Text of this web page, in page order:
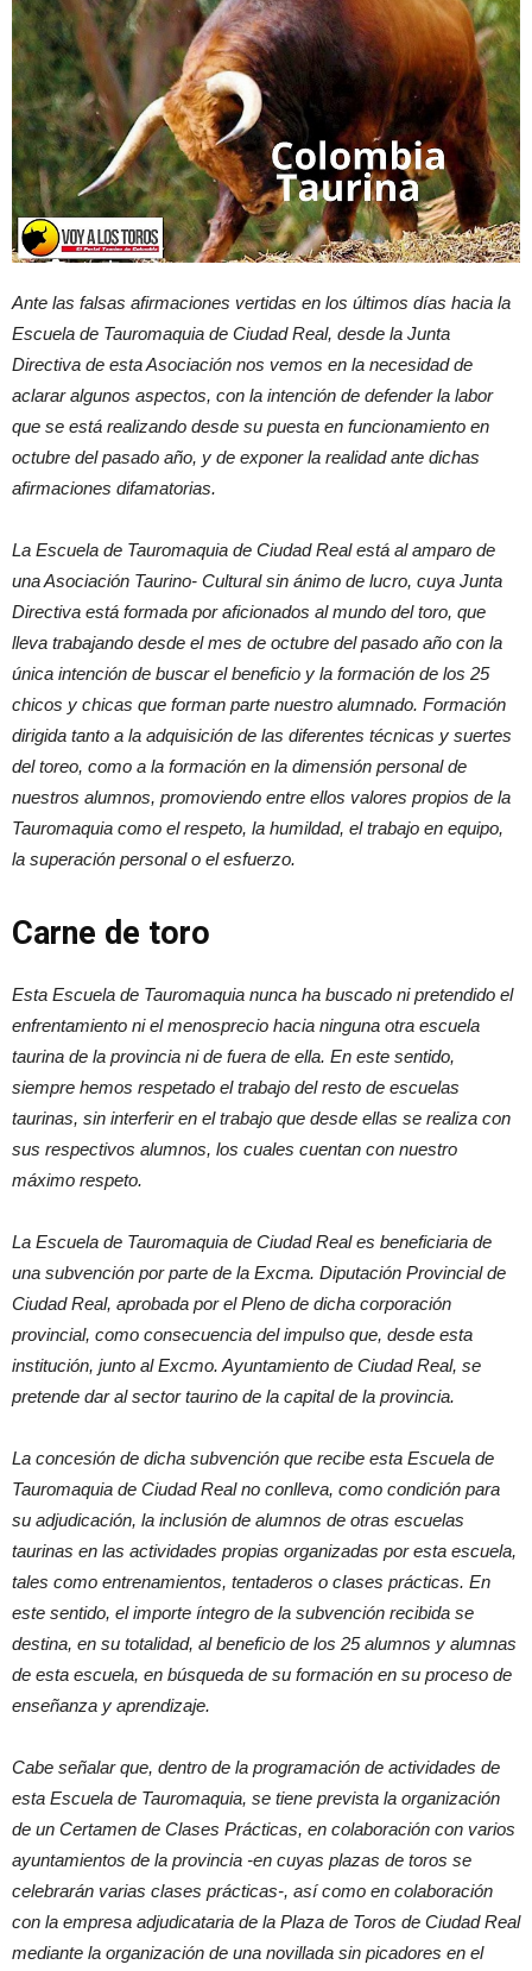
Ante las falsas afirmaciones vertidas en los últimos días hacia la
Escuela de Tauromaquia de Ciudad Real, desde la Junta
Directiva de esta Asociación nos vemos en la necesidad de
aclarar algunos aspectos, con la intención de defender la labor
que se está realizando desde su puesta en funcionamiento en
octubre del pasado año, y de exponer la realidad ante dichas
afirmaciones difamatorias.
La Escuela de Tauromaquia de Ciudad Real está al amparo de
una Asociación Taurino- Cultural sin ánimo de lucro, cuya Junta
Directiva está formada por aficionados al mundo del toro, que
lleva trabajando desde el mes de octubre del pasado año con la
única intención de buscar el beneficio y la formación de los 25
chicos y chicas que forman parte nuestro alumnado. Formación
dirigida tanto a la adquisición de las diferentes técnicas y suertes
del toreo, como a la formación en la dimensión personal de
nuestros alumnos, promoviendo entre ellos valores propios de la
Tauromaquia como el respeto, la humildad, el trabajo en equipo,
la superación personal o el esfuerzo.
Carne de toro
Esta Escuela de Tauromaquia nunca ha buscado ni pretendido el
enfrentamiento ni el menosprecio hacia ninguna otra escuela
taurina de la provincia ni de fuera de ella. En este sentido,
siempre hemos respetado el trabajo del resto de escuelas
taurinas, sin interferir en el trabajo que desde ellas se realiza con
sus respectivos alumnos, los cuales cuentan con nuestro
máximo respeto.
La Escuela de Tauromaquia de Ciudad Real es beneficiaria de
una subvención por parte de la Excma. Diputación Provincial de
Ciudad Real, aprobada por el Pleno de dicha corporación
provincial, como consecuencia del impulso que, desde esta
institución, junto al Excmo. Ayuntamiento de Ciudad Real, se
pretende dar al sector taurino de la capital de la provincia.
La concesión de dicha subvención que recibe esta Escuela de
Tauromaquia de Ciudad Real no conlleva, como condición para
su adjudicación, la inclusión de alumnos de otras escuelas
taurinas en las actividades propias organizadas por esta escuela,
tales como entrenamientos, tentaderos o clases prácticas. En
este sentido, el importe íntegro de la subvención recibida se
destina, en su totalidad, al beneficio de los 25 alumnos y alumnas
de esta escuela, en búsqueda de su formación en su proceso de
enseñanza y aprendizaje.
Cabe señalar que, dentro de la programación de actividades de
esta Escuela de Tauromaquia, se tiene prevista la organización
de un Certamen de Clases Prácticas, en colaboración con varios
ayuntamientos de la provincia -en cuyas plazas de toros se
celebrarán varias clases prácticas-, así como en colaboración
con la empresa adjudicataria de la Plaza de Toros de Ciudad Real
mediante la organización de una novillada sin picadores en el